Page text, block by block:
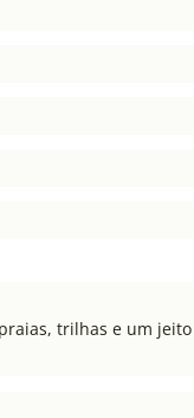
trilhas e um